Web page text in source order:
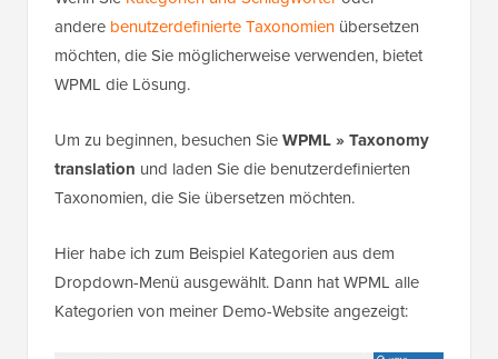
andere benutzerdefinierte Taxonomien übersetzen
möchten, die Sie möglicherweise verwenden, bietet
WPML die Lösung.
Um zu beginnen, besuchen SieWPML » Taxonomy
translation und laden Sie die benutzerdefinierten
Taxonomien, die Sie übersetzen möchten.
Hier habe ich zum Beispiel Kategorien aus dem
Dropdown-Menü ausgewählt. Dann hat WPML alle
Kategorien von meiner Demo-Website angezeigt: